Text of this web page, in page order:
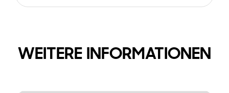
WEITERE INFORMATIONEN